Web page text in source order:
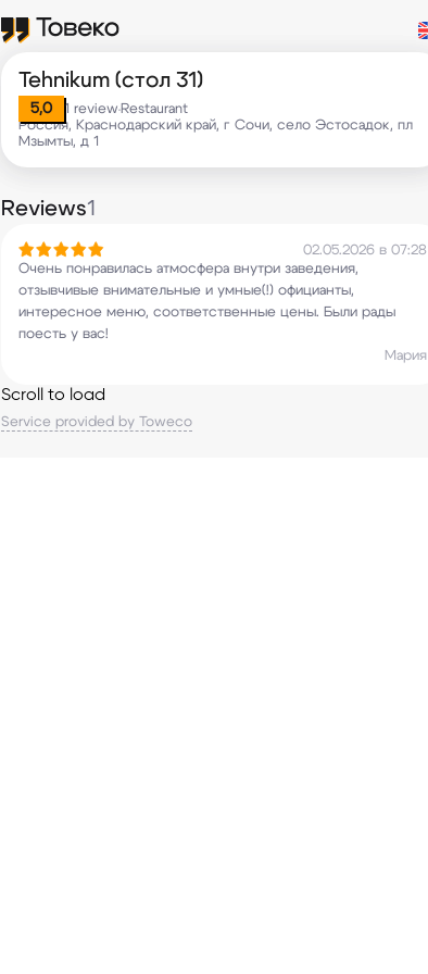
Tehnikum (стол 31)
5,0 1 review•Restaurant
Россия, Краснодарский край, г Сочи, село Эстосадок, пл
Мзымты, д 1
Reviews1
02.05.2026 в 07:28
Очень понравилась атмосфера внутри заведения,
отзывчивые внимательные и умные(!) официанты,
интересное меню, соответственные цены. Были рады
поесть у вас!
Мария
Scroll to load
Service provided by Toweco